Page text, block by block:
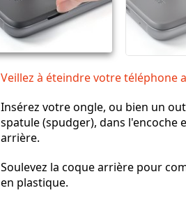
Veillez à éteindre votre téléphone
Insérez votre ongle, ou bien un
spatule (spudger), dans l'encoche
arrière.
Soulevez la coque arrière pour
en plastique.